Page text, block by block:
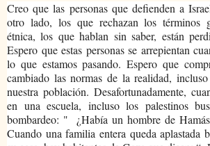
Creo que las personas que defienden a
otro lado, los que rechazan los términos
étnica, los que hablan sin saber, están
Espero que estas personas se arrepientan
lo que estamos pasando. Espero que
cambiado las normas de la realidad,
nuestra población. Desafortunadamente,
en una escuela, incluso los palestinos
bombardeo: "
¿Había un hombre de
Cuando una familia entera queda aplastada